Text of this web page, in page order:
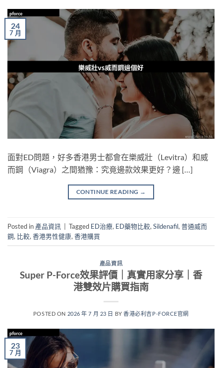
24
7 月
面對ED問題，好多香港男士都會在樂威壯（Levitra）和威
而鋼（Viagra）之間猶豫：究竟邊款效果更好？邊 […]
CONTINUE READING →
Posted in 產品資訊 Tagged ED治療, ED藥物比較, Sildenafil, 普通威而
鋼, 比較, 香港男性健康, 香港購買
產品資訊
Super P-Force效果評價｜真實用家分享｜香
港雙效片購買指南
POSTED ON 2026 年 7 月 23 日 BY香港必利吉P-FORCE官網
23
7 月